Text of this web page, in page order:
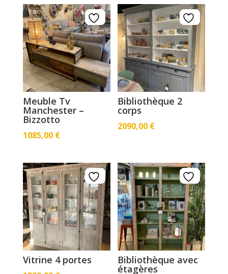
Meuble Tv
Manchester –
Bizzotto
1085,00 €
Bibliothèque 2
corps
2090,00 €
Vitrine 4 portes Bibliothèque avec
étagères